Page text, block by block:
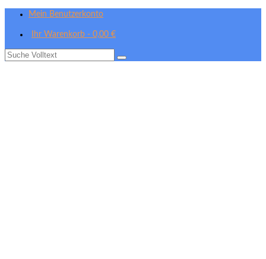
Mein Benutzerkonto
Ihr Warenkorb - 0,00 €
Suche